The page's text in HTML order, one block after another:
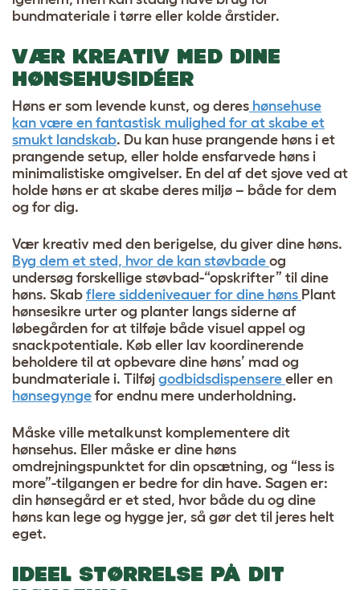
bundmateriale i tørre eller kolde årstider.
VÆR KREATIV MED DINE
HØNSEHUSIDÉER
Høns er som levende kunst, og deres hønsehuse
kan være en fantastisk mulighed for at skabe et
smukt landskab. Du kan huse prangende høns i et
prangende setup, eller holde ensfarvede høns i
minimalistiske omgivelser. En del af det sjove ved at
holde høns er at skabe deres miljø – både for dem
og for dig.
Vær kreativ med den berigelse, du giver dine høns.
Byg dem et sted, hvor de kan støvbade og
undersøg forskellige støvbad-“opskrifter” til dine
høns. Skab flere siddeniveauer for dine høns Plant
hønsesikre urter og planter langs siderne af
løbegården for at tilføje både visuel appel og
snackpotentiale. Køb eller lav koordinerende
beholdere til at opbevare dine høns’ mad og
bundmateriale i. Tilføj godbidsdispensere eller en
hønsegynge for endnu mere underholdning.
Måske ville metalkunst komplementere dit
hønsehus. Eller måske er dine høns
omdrejningspunktet for din opsætning, og “less is
more”-tilgangen er bedre for din have. Sagen er:
din hønsegård er et sted, hvor både du og dine
høns kan lege og hygge jer, så gør det til jeres helt
eget.
IDEEL STØRRELSE PÅ DIT